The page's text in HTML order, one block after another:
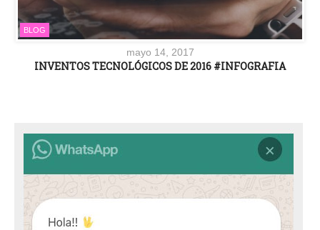
BLOG
mayo 14, 2017
INVENTOS TECNOLÓGICOS DE 2016 #INFOGRAFIA